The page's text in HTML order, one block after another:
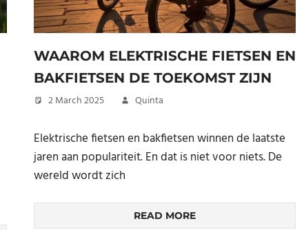
WAAROM ELEKTRISCHE FIETSEN EN
BAKFIETSEN DE TOEKOMST ZIJN
2 March 2025 Quinta
Elektrische fietsen en bakfietsen winnen de laatste
jaren aan populariteit. En dat is niet voor niets. De
wereld wordt zich
READ MORE